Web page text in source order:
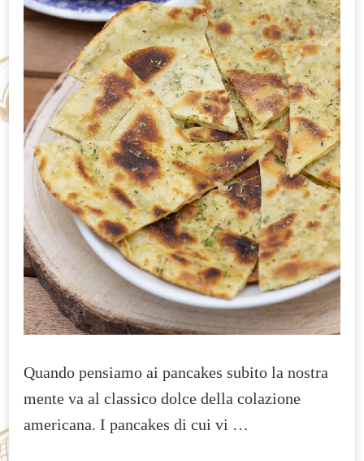
Quando pensiamo ai pancakes subito la nostra
mente va al classico dolce della colazione
americana. I pancakes di cui vi …